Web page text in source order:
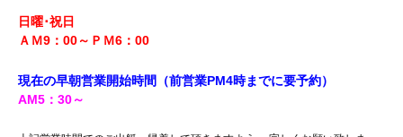
R5.7.27 釣果情報更新しました。
R5.7.16 釣果情報更新しました。
日曜･祝日
ＡＭ9：00～ＰＭ6 ：00
現在の早朝営業開始時間（前営業PM4時までに要予約）
AM5 ：30～